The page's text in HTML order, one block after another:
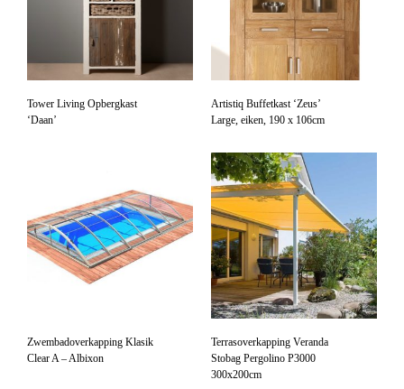
Tower Living Opbergkast
‘Daan’
Artistiq Buffetkast ‘Zeus’
Large, eiken, 190 x 106cm
Zwembadoverkapping Klasik
Clear A – Albixon
Terrasoverkapping Veranda
Stobag Pergolino P3000
300x200cm